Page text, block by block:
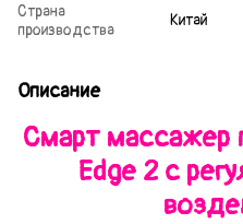
Страна
производства
Китай
Описание
Смарт массажер
Edge 2 с